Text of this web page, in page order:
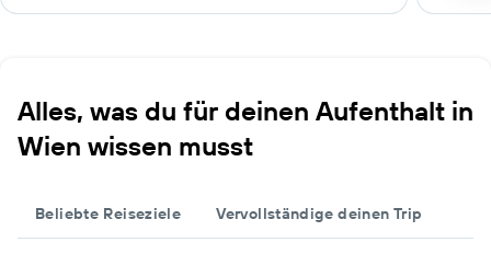
Alles, was du für deinen Aufenthalt in
Wien wissen musst
Beliebte Reiseziele Vervollständige deinen Trip